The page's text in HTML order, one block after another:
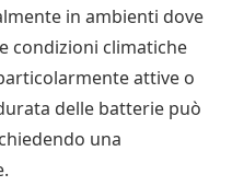
in ambienti dove
condizioni climatiche
attive o
delle batterie può
una